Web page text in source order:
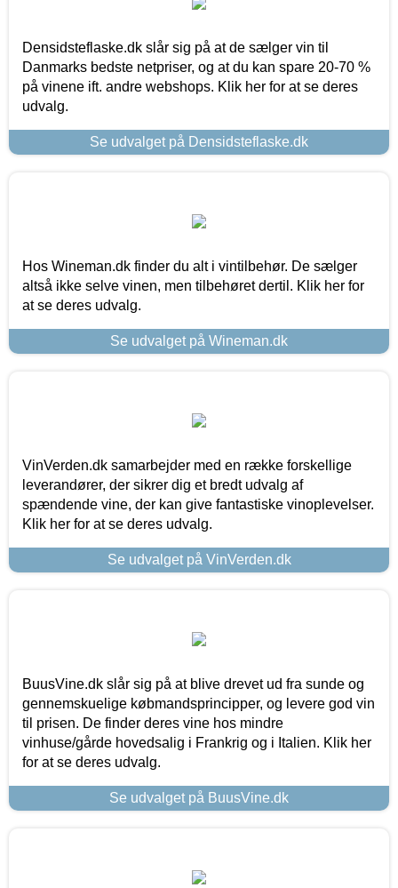
Densidsteflaske.dk slår sig på at de sælger vin til
Danmarks bedste netpriser, og at du kan spare 20-70 %
på vinene ift. andre webshops. Klik her for at se deres
udvalg.
Se udvalget på Densidsteflaske.dk
Hos Wineman.dk finder du alt i vintilbehør. De sælger
altså ikke selve vinen, men tilbehøret dertil. Klik her for
at se deres udvalg.
Se udvalget på Wineman.dk
VinVerden.dk samarbejder med en række forskellige
leverandører, der sikrer dig et bredt udvalg af
spændende vine, der kan give fantastiske vinoplevelser.
Klik her for at se deres udvalg.
Se udvalget på VinVerden.dk
BuusVine.dk slår sig på at blive drevet ud fra sunde og
gennemskuelige købmandsprincipper, og levere god vin
til prisen. De finder deres vine hos mindre
vinhuse/gårde hovedsalig i Frankrig og i Italien. Klik her
for at se deres udvalg.
Se udvalget på BuusVine.dk